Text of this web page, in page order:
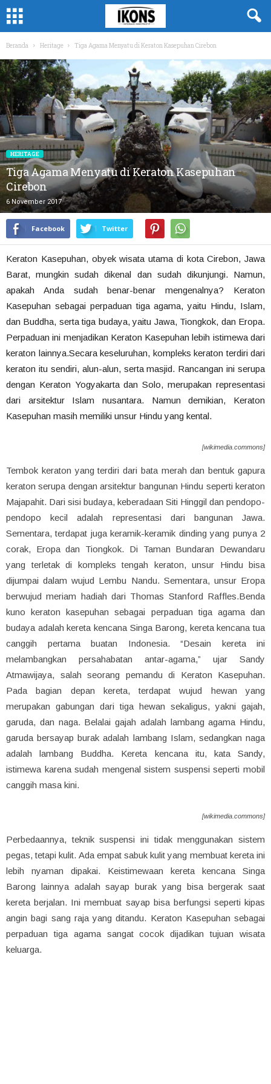
Beranda Heritage Tiga Agama Menyatu di Keraton Kasepuhan Cirebon
HERITAGE
Tiga Agama Menyatu di Keraton Kasepuhan
Cirebon
6 November 2017
Facebook Twitter
Keraton Kasepuhan, obyek wisata utama di kota Cirebon, Jawa
Barat, mungkin sudah dikenal dan sudah dikunjungi. Namun,
apakah Anda sudah benar-benar mengenalnya? Keraton
Kasepuhan sebagai perpaduan tiga agama, yaitu Hindu, Islam,
dan Buddha, serta tiga budaya, yaitu Jawa, Tiongkok, dan Eropa.
Perpaduan ini menjadikan Keraton Kasepuhan lebih istimewa dari
keraton lainnya.Secara keseluruhan, kompleks keraton terdiri dari
keraton itu sendiri, alun-alun, serta masjid. Rancangan ini serupa
dengan Keraton Yogyakarta dan Solo, merupakan representasi
dari arsitektur Islam nusantara. Namun demikian, Keraton
Kasepuhan masih memiliki unsur Hindu yang kental.
[wikimedia.commons]
Tembok keraton yang terdiri dari bata merah dan bentuk gapura
keraton serupa dengan arsitektur bangunan Hindu seperti keraton
Majapahit. Dari sisi budaya, keberadaan Siti Hinggil dan pendopo-
pendopo kecil adalah representasi dari bangunan Jawa.
Sementara, terdapat juga keramik-keramik dinding yang punya 2
corak, Eropa dan Tiongkok. Di Taman Bundaran Dewandaru
yang terletak di kompleks tengah keraton, unsur Hindu bisa
dijumpai dalam wujud Lembu Nandu. Sementara, unsur Eropa
berwujud meriam hadiah dari Thomas Stanford Raffles.Benda
kuno keraton kasepuhan sebagai perpaduan tiga agama dan
budaya adalah kereta kencana Singa Barong, kereta kencana tua
canggih pertama buatan Indonesia. “Desain kereta ini
melambangkan persahabatan antar-agama,” ujar Sandy
Atmawijaya, salah seorang pemandu di Keraton Kasepuhan.
Pada bagian depan kereta, terdapat wujud hewan yang
merupakan gabungan dari tiga hewan sekaligus, yakni gajah,
garuda, dan naga. Belalai gajah adalah lambang agama Hindu,
garuda bersayap burak adalah lambang Islam, sedangkan naga
adalah lambang Buddha. Kereta kencana itu, kata Sandy,
istimewa karena sudah mengenal sistem suspensi seperti mobil
canggih masa kini.
[wikimedia.commons]
Perbedaannya, teknik suspensi ini tidak menggunakan sistem
pegas, tetapi kulit. Ada empat sabuk kulit yang membuat kereta ini
lebih nyaman dipakai. Keistimewaan kereta kencana Singa
Barong lainnya adalah sayap burak yang bisa bergerak saat
kereta berjalan. Ini membuat sayap bisa berfungsi seperti kipas
angin bagi sang raja yang ditandu. Keraton Kasepuhan sebagai
perpaduan tiga agama sangat cocok dijadikan tujuan wisata
keluarga.